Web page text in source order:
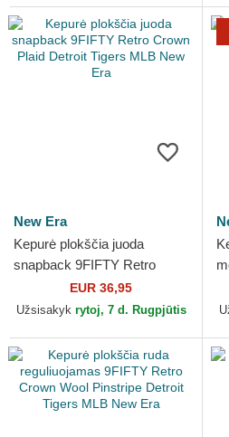
New Era
Kepurė plokščia juoda
snapback 9FIFTY Retro
Crown Plaid Detroit Tigers
MLB New Era
EUR 36,95
Užsisakyk rytoj, 7 d. Rugpjūtis